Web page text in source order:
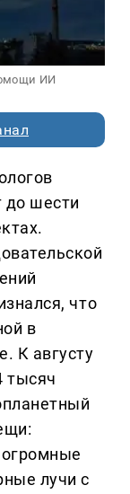
ИИ
до шести
что
в
К августу
тысяч
лучи с